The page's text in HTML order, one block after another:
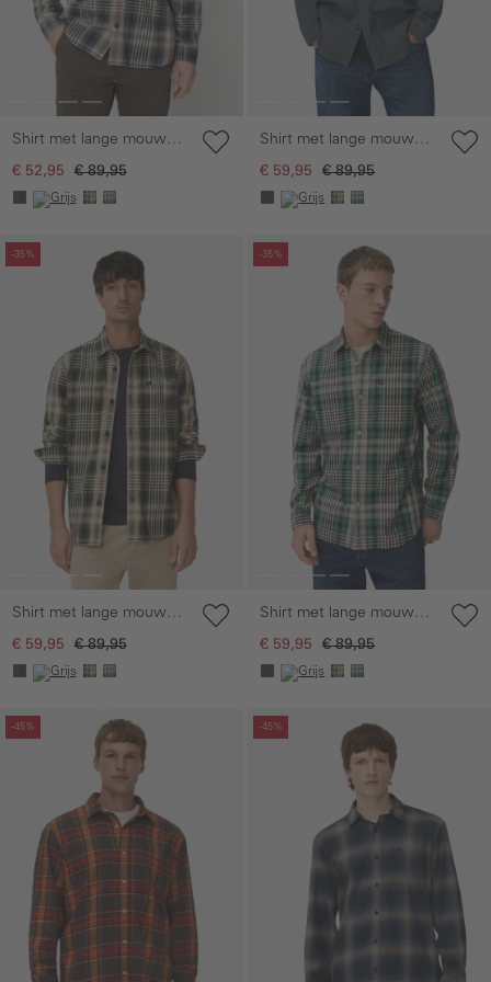
Shirt met lange mouwen,
kentkraag en
€ 52,95 € 89,95
Shirt met lange mouwen,
kentkraag en
€ 59,95 € 89,95
-35%
overslaan
Shirt met lange mouwen,
kentkraag en
€ 59,95 € 89,95
-35%
Galerie overslaan
Shirt met lange mouwen,
kentkraag en
€ 59,95 € 89,95
-45%
overslaan
-45%
Galerie overslaan